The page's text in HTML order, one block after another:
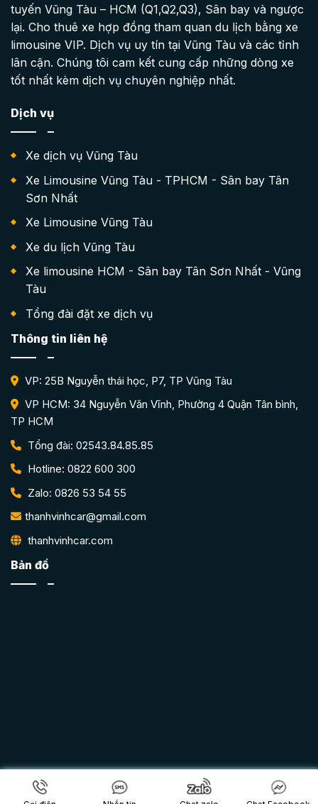
tuyến Vũng Tàu – HCM (Q1,Q2,Q3), Sân bay và ngược
lại. Cho thuê xe hợp đồng tham quan du lịch bằng xe
limousine VIP. Dịch vụ uy tín tại Vũng Tàu và các tỉnh
lân cận. Chúng tôi cam kết cung cấp những dòng xe
tốt nhất kèm dịch vụ chuyên nghiệp nhất.
Dịch vụ
Xe dịch vụ Vũng Tàu
Xe Limousine Vũng Tàu - TPHCM - Sân bay Tân
Sơn Nhất
Xe Limousine Vũng Tàu
Xe du lịch Vũng Tàu
Xe limousine HCM - Sân bay Tân Sơn Nhất - Vũng
Tàu
Tổng đài đặt xe dịch vụ
Thông tin liên hệ
VP: 25B Nguyễn thái học, P7, TP Vũng Tàu
VP HCM: 34 Nguyễn Văn Vĩnh, Phường 4 Quận Tân bình,
TP HCM
Tổng đài: 02543.84.85.85
Hotline: 0822 600 300
Zalo: 0826 53 54 55
thanhvinhcar@gmail.com
thanhvinhcar.com
Bản đồ
Copyright 2026 © Thành Vinh Car Vũng Tàu |
THIẾT KẾ
WEBSITE BỞI IT VŨNG TÀU
|ITVUNGTAU.COM